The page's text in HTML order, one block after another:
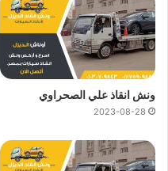
ونش انقاذ علي الصحراوي
2023-08-28